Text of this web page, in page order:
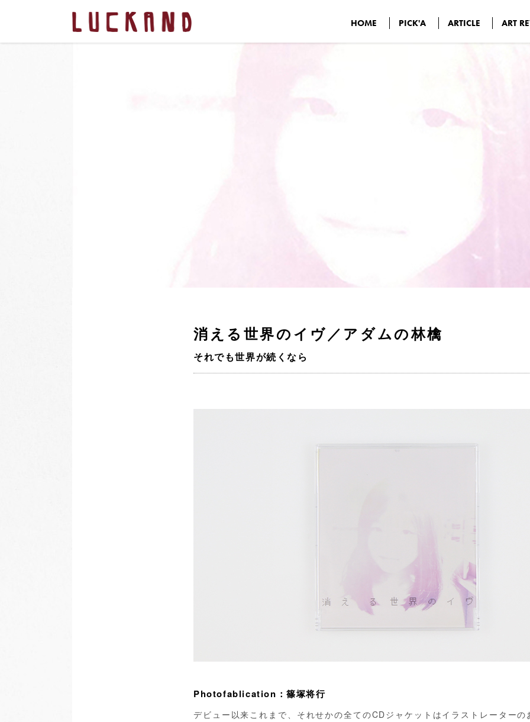
HOME PICK'A ARTICLE ART
消える世界のイヴ／アダムの林檎
それでも世界が続くなら
Photofablication：篠塚将行
デビュー以来これまで、それせかの全てのCDジャケットはイラストレーター